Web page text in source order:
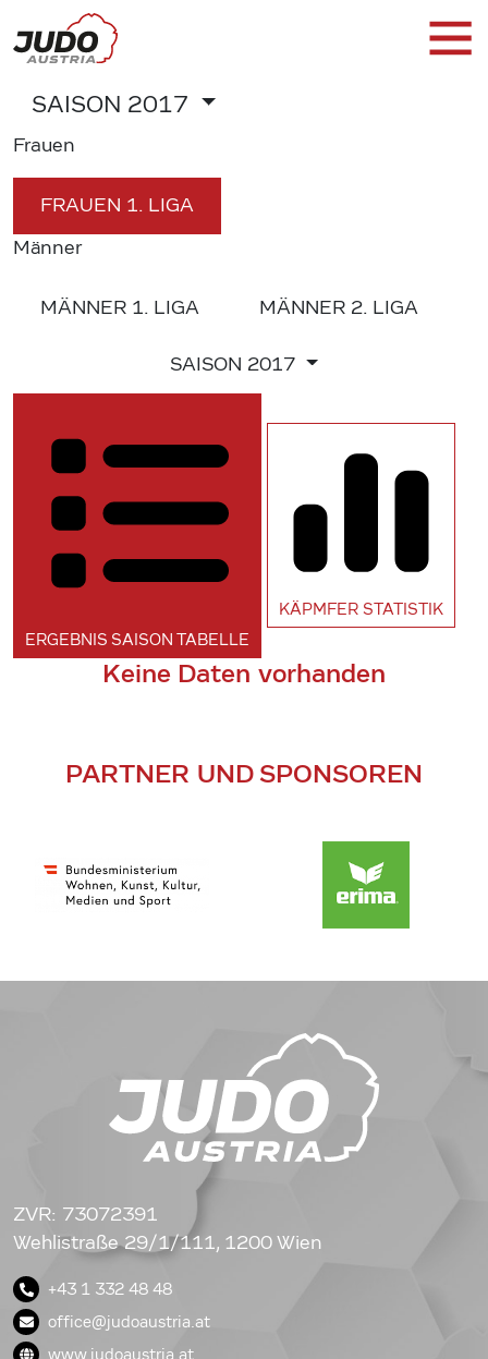
SAISON 2017
Frauen
FRAUEN 1. LIGA
Männer
MÄNNER 1. LIGA MÄNNER 2. LIGA
SAISON 2017
ERGEBNIS SAISON TABELLE
KÄPMFER STATISTIK
Keine Daten vorhanden
PARTNER UND SPONSOREN
ZVR: 73072391
Wehlistraße 29/1/111, 1200 Wien
+43 1 332 48 48
office@judoaustria.at
www.judoaustria.at